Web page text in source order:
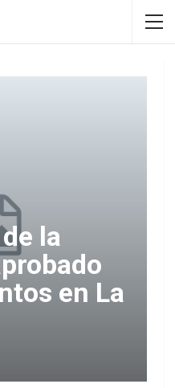
la
en La